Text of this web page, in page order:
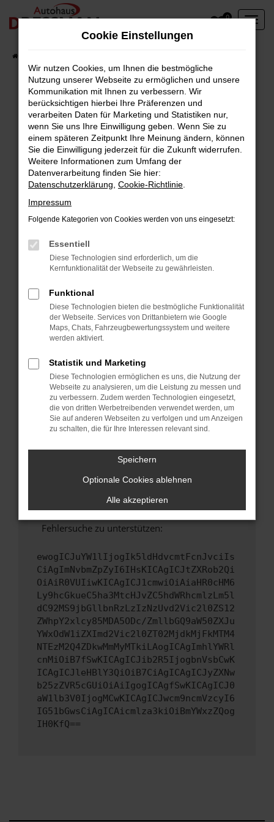
Zum
Hauptinhalt
0
Fehler: Network Error
Beim Laden ist ein Fehler aufgetreten.
Hier sind ein paar Tipps, die dir helfen können:
Überprüfe deine Firewall und deine
Internetverbindung.
Laden andere Webseiten, zum Beispiel deine
Manche Erweiterungen, wie Werbeblocker,
können das Laden bestimmter Seiten
verhindern. Funktioniert die Seite in einem
Fenster?
Starte dein Gerät neu.
Das kann manchmal helfen, vorübergehende
Probleme zu beheben.
Stelle sicher, dass dein Browser und dein
Betriebssystem auf dem neuesten Stand
sind.
Veraltete Software birgt nicht nur ein
Sicherheitsrisiko, sondern kann auch dazu
führen, dass bestimmte Funktionen nicht mehr
Wende dich an den Webseitenbetreiber.
Wenn du alle oben genannten Schritte versucht
hast, kontaktiere uns bitte. Wir werden
versuchen, das Problem zu beheben. Du kannst
uns diesen Text schicken, um uns bei der
Fehlersuche zu unterstützen:
ewogICJuYW1lIjogIk5ldHdvcmtFcnJvciIs
CiAgImNvbmZpZyI6IHsKICAgICJtZXRob2Qi
OiAiR0VUIiwKICAgICJ1cmwiOiAiaHR0cHM6
Ly9hcGkueC5ha3MtcHJvZC5hdWRhcmlzLm5l
dC92MS9jbGllbnRzLzIzNzUvd2Vic2l0ZS12
ZWhpY2xlcy85MDA5ODc/ZmllbGQ9aW50ZXJu
YWxOdW1iZXImd2Vic2l0ZT02MjdkMjFkMTM4
NTEzM2Q4ZDkwMmMyMTkiLAogICAgImhlYWRl
cnMiOiB7fSwKICAgICJib2R5IjogbnVsbCwK
ICAgICJleHBlY3QiOiB7CiAgICAgICJyZXNw
b25zZVR5cGUiOiAiIgogICAgfSwKICAgICJ0
aW1lb3V0IjogMCwKICAgICJwcm9ncmVzcyI6
IG51bGwsCiAgICAicmlza3kiOiBmYWxzZQog
IH0KfQ==
Cookie Einstellungen
Wir nutzen Cookies, um Ihnen die bestmögliche
Nutzung unserer Webseite zu ermöglichen und unsere
Kommunikation mit Ihnen zu verbessern. Wir
berücksichtigen hierbei Ihre Präferenzen und
verarbeiten Daten für Marketing und Statistiken nur,
wenn Sie uns Ihre Einwilligung geben. Wenn Sie zu
einem späteren Zeitpunkt Ihre Meinung ändern, können
Sie die Einwilligung jederzeit für die Zukunft widerrufen.
Weitere Informationen zum Umfang der
Datenverarbeitung finden Sie hier:
Datenschutzerklärung Cookie-Richtlinie
Impressum
Folgende Kategorien von Cookies werden von uns eingesetzt:
Essentiell
Diese Technologien sind erforderlich, um die
Kernfunktionalität der Webseite zu gewährleisten.
Funktional
Diese Technologien bieten die bestmögliche Funktionalität
der Webseite. Services von Drittanbietern wie Google
Maps, Chats, Fahrzeugbewertungssystem und weitere
werden aktiviert.
Statistik und Marketing
Diese Technologien ermöglichen es uns, die Nutzung der
Webseite zu analysieren, um die Leistung zu messen und
zu verbessern. Zudem werden Technologien eingesetzt,
die von dritten Werbetreibenden verwendet werden, um
Sie auf anderen Webseiten zu verfolgen und um Anzeigen
zu schalten, die für Ihre Interessen relevant sind.
Speichern
Optionale Cookies ablehnen
Alle akzeptieren